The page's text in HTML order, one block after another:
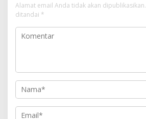
Alamat email Anda tidak akan dipublikasikan.
ditandai *